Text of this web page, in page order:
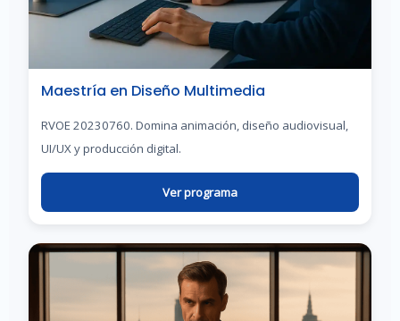
Maestría en Diseño Multimedia
RVOE 20230760. Domina animación, diseño audiovisual,
UI/UX y producción digital.
Ver programa